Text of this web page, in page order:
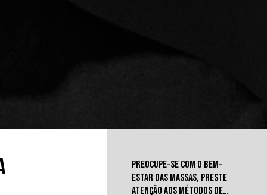
PREOCUPE-SE COM O BEM-
ESTAR DAS MASSAS, PRESTE
ATENÇÃO AOS MÉTODOS DE